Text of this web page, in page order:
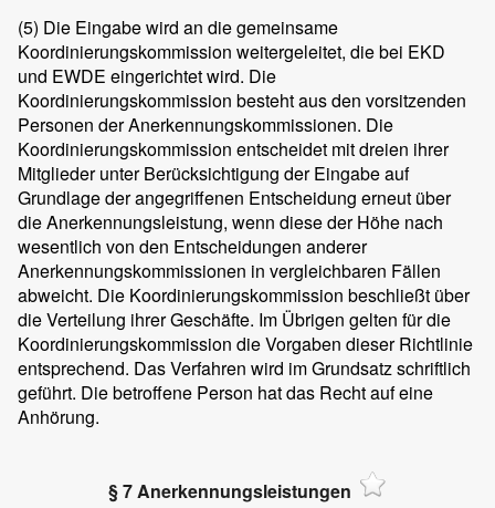
(5) Die Eingabe wird an die gemeinsame
Koordinierungskommission weitergeleitet, die bei EKD
und EWDE eingerichtet wird. Die
Koordinierungskommission besteht aus den vorsitzenden
Personen der Anerkennungskommissionen. Die
Koordinierungskommission entscheidet mit dreien ihrer
Mitglieder unter Berücksichtigung der Eingabe auf
Grundlage der angegriffenen Entscheidung erneut über
die Anerkennungsleistung, wenn diese der Höhe nach
wesentlich von den Entscheidungen anderer
Anerkennungskommissionen in vergleichbaren Fällen
abweicht. Die Koordinierungskommission beschließt über
die Verteilung ihrer Geschäfte. Im Übrigen gelten für die
Koordinierungskommission die Vorgaben dieser Richtlinie
entsprechend. Das Verfahren wird im Grundsatz schriftlich
geführt. Die betroffene Person hat das Recht auf eine
Anhörung.
§ 7 Anerkennungsleistungen